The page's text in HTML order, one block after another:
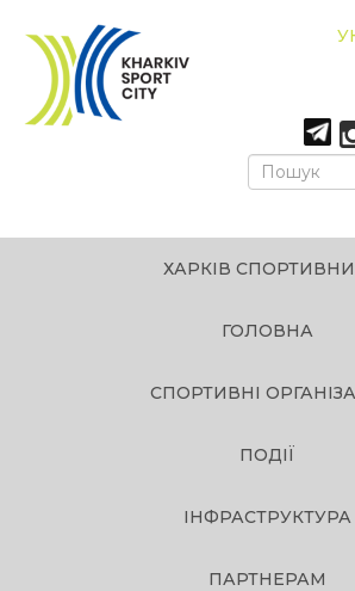
ХАРКІВ
ГОЛОВНА
СПОРТИВНІ
ПОДІЇ
ІНФРАСТРУКТУРА
ПАРТНЕРАМ